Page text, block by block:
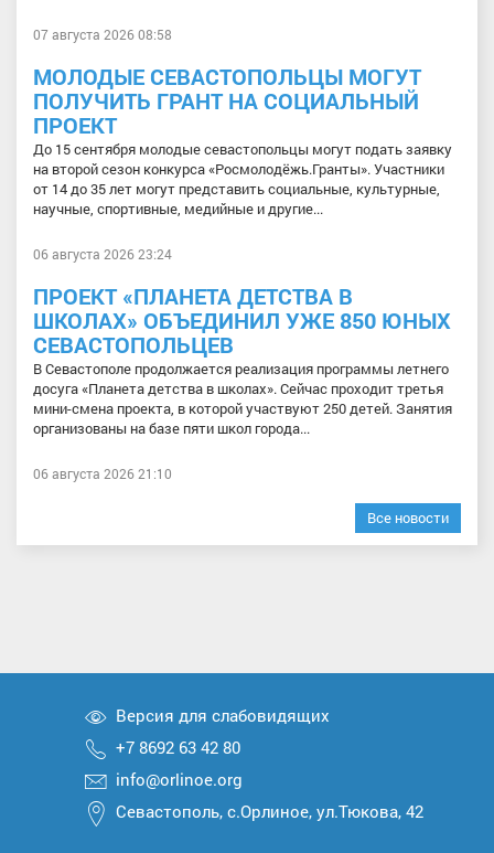
07 августа 2026 08:58
МОЛОДЫЕ СЕВАСТОПОЛЬЦЫ МОГУТ
ПОЛУЧИТЬ ГРАНТ НА СОЦИАЛЬНЫЙ
ПРОЕКТ
До 15 сентября молодые севастопольцы могут подать заявку
на второй сезон конкурса «Росмолодёжь.Гранты». Участники
от 14 до 35 лет могут представить социальные, культурные,
научные, спортивные, медийные и другие...
06 августа 2026 23:24
ПРОЕКТ «ПЛАНЕТА ДЕТСТВА В
ШКОЛАХ» ОБЪЕДИНИЛ УЖЕ 850 ЮНЫХ
СЕВАСТОПОЛЬЦЕВ
В Севастополе продолжается реализация программы летнего
досуга «Планета детства в школах». Сейчас проходит третья
мини-смена проекта, в которой участвуют 250 детей. Занятия
организованы на базе пяти школ города...
06 августа 2026 21:10
Все новости
Версия для слабовидящих
+7 8692 63 42 80
info@orlinoe.org
Севастополь, с.Орлиное, ул.Тюкова, 42